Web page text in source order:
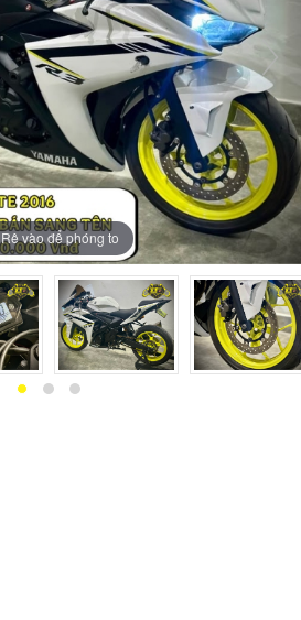
Rê vào để phóng to